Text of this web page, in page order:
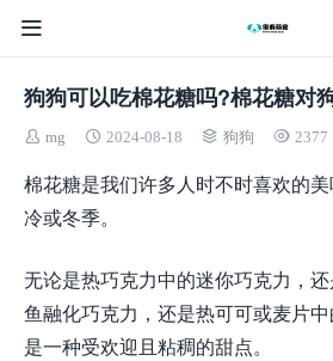
狗狗可以吃棉花糖吗?棉花糖对
mg 2024-08-18 狗狗 2377
棉花糖是我们许多人时不时喜欢的
冷或冬季。
无论是热巧克力中的迷你巧克力，
鱼融化巧克力，还是热可可或麦片
是一种受欢迎且粘稠的甜点。